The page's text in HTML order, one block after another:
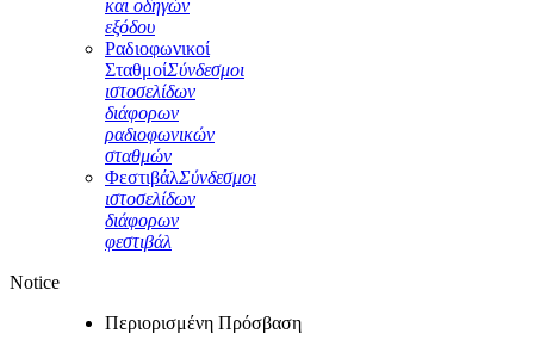
και οδηγών
εξόδου
Ραδιοφωνικοί
ΣταθμοίΣύνδεσμοι
ιστοσελίδων
διάφορων
ραδιοφωνικών
σταθμών
ΦεστιβάλΣύνδεσμοι
ιστοσελίδων
διάφορων
φεστιβάλ
Notice
Περιορισμένη Πρόσβαση